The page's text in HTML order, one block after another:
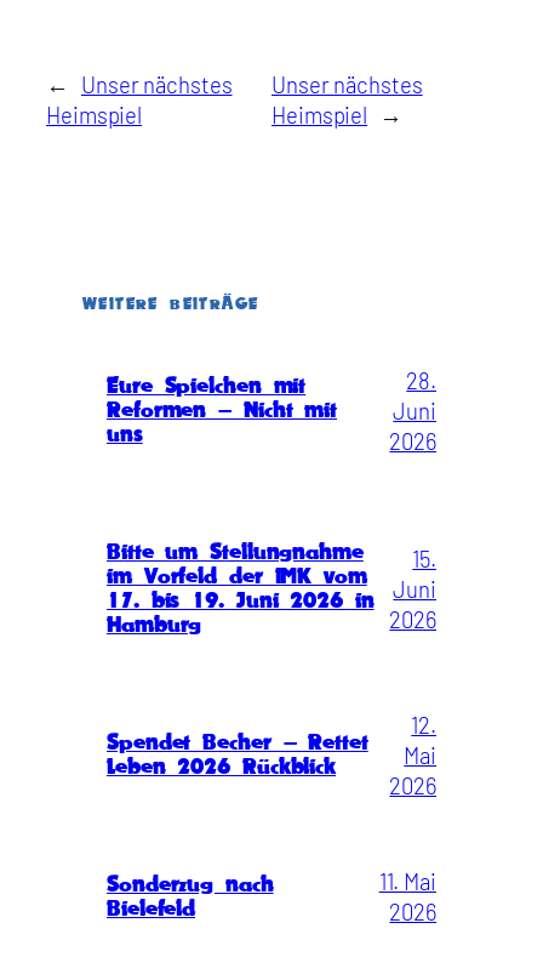
←
Unser nächstes
Heimspiel
Unser nächstes
Heimspiel
→
WEITERE BEITRÄGE
Eure Spielchen mit
Reformen – Nicht mit
uns
28.
Juni
2026
Bitte um Stellungnahme
im Vorfeld der IMK vom
17. bis 19. Juni 2026 in
Hamburg
15.
Juni
2026
Spendet Becher – Rettet
Leben 2026 Rückblick
12.
Mai
2026
Sonderzug nach
Bielefeld
11. Mai
2026